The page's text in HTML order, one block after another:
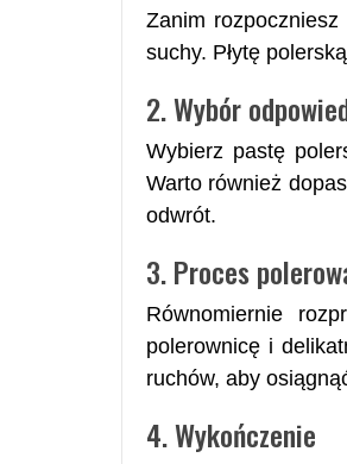
Zanim
suchy. Płytę
2. Wybór
Wybierz pastę
Warto również
odwrót.
3. Proces
Równomiernie
polerownicę i
ruchów, aby
4. Wykończenie